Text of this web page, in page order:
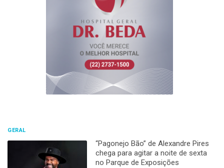
GERAL
“Pagonejo Bão” de Alexandre Pires
chega para agitar a noite de sexta
no Parque de Exposições